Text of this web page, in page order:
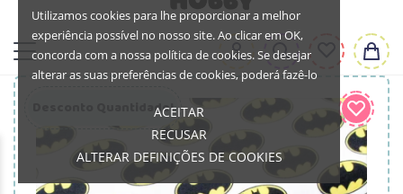
Utilizamos cookies para lhe proporcionar a melhor
experiência possível no nosso site. Ao clicar em OK,
concorda com a nossa política de cookies. Se desejar
alterar as suas preferências de cookies, poderá fazê-lo
ACEITAR
RECUSAR
ALTERAR DEFINIÇÕES DE COOKIES
Desconto Quantidade!